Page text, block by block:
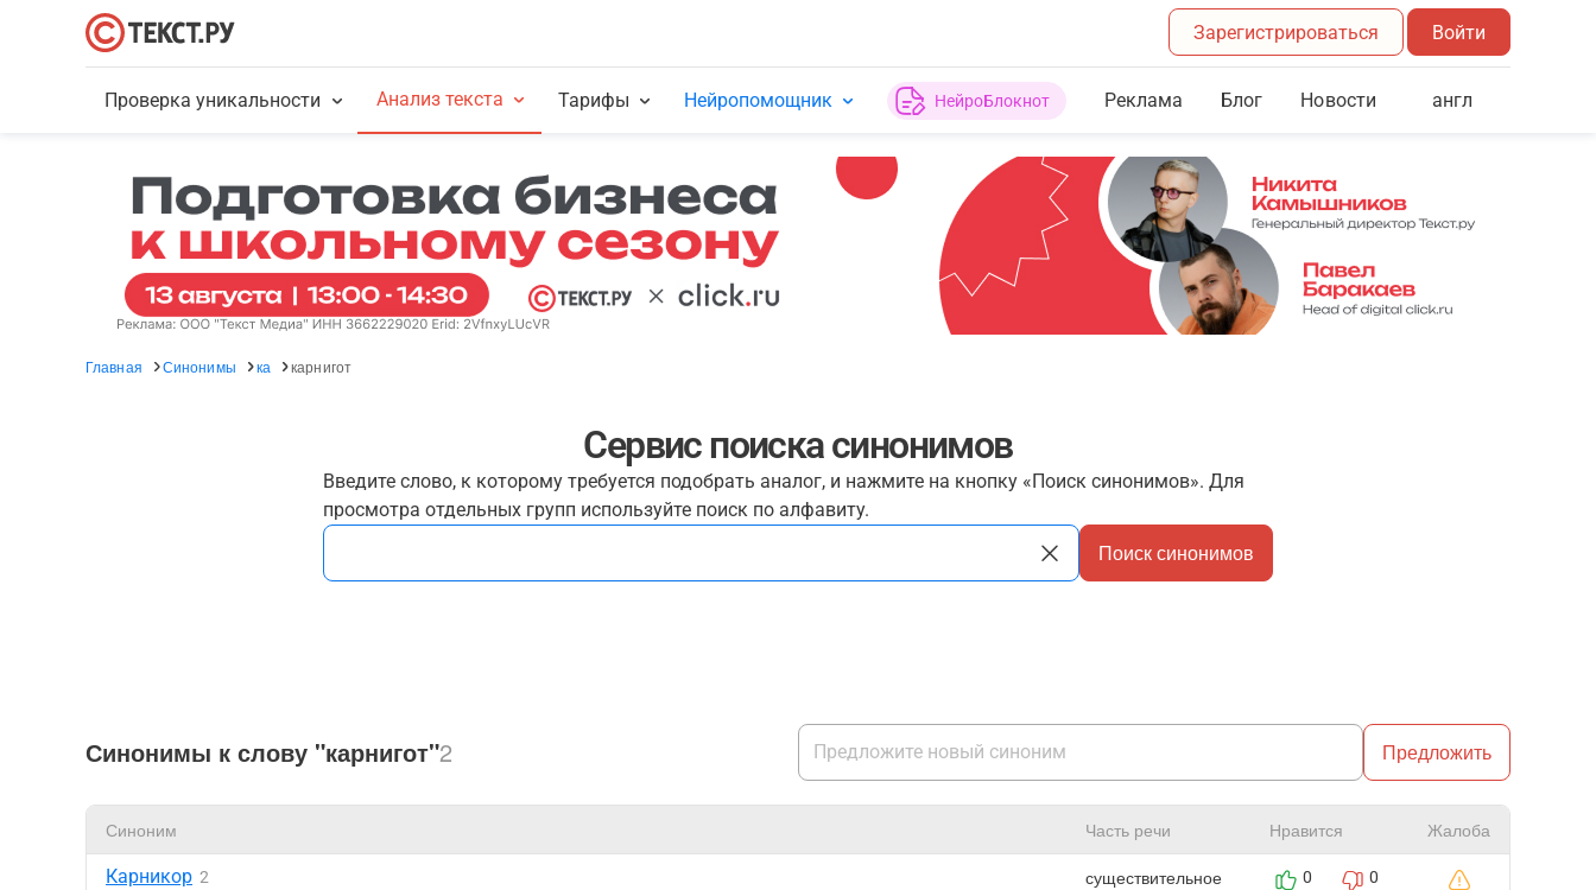
Зарегистрироваться Войти
Проверка уникальности Анализ текста Тарифы Нейропомощник НейроБлокнот Реклама Блог Новости англ
Главная Синонимы ка карнигот
Сервис поиска синонимов
Введите слово, к которому требуется подобрать аналог, и нажмите на кнопку «Поиск синонимов». Для
просмотра отдельных групп используйте поиск по алфавиту.
Поиск синонимов
Синонимы к слову "карнигот"2 Предложить
Синоним Часть речи Нравится Жалоба
Карникор 2 существительное 0 0